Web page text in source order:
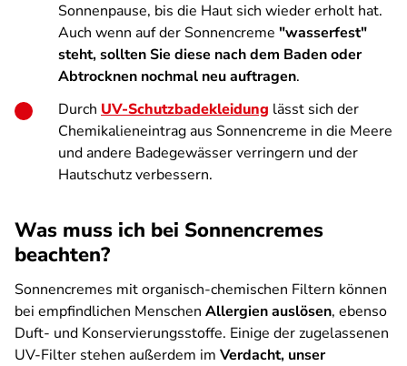
Sonnenpause, bis die Haut sich wieder erholt hat.
Auch wenn auf der Sonnencreme "wasserfest"
steht, sollten Sie diese nach dem Baden oder
Abtrocknen nochmal neu auftragen.
Durch UV-Schutzbadekleidung lässt sich der
Chemikalieneintrag aus Sonnencreme in die Meere
und andere Badegewässer verringern und der
Hautschutz verbessern.
Was muss ich bei Sonnencremes
beachten?
Sonnencremes mit organisch-chemischen Filtern können
bei empfindlichen Menschen Allergien auslösen, ebenso
Duft- und Konservierungsstoffe. Einige der zugelassenen
UV-Filter stehen außerdem im Verdacht, unser